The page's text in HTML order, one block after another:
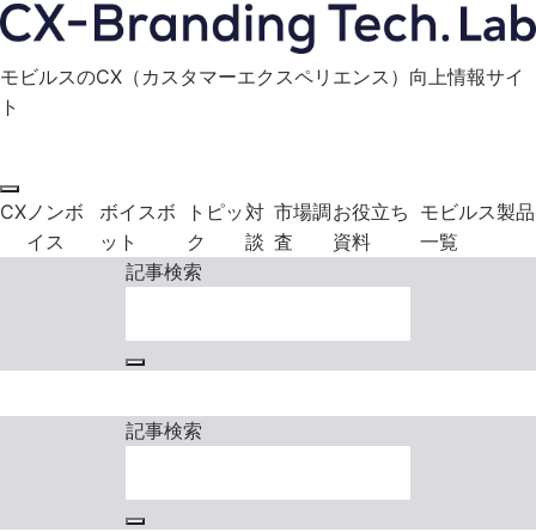
モビルスのCX（カスタマーエクスペリエンス）向上情報サイ
ト
CX ノンボ
イス
ボイスボ
ット
トピッ
ク
対
談
市場調
査
お役立ち
資料
モビルス製品
一覧
記事検索
記事検索